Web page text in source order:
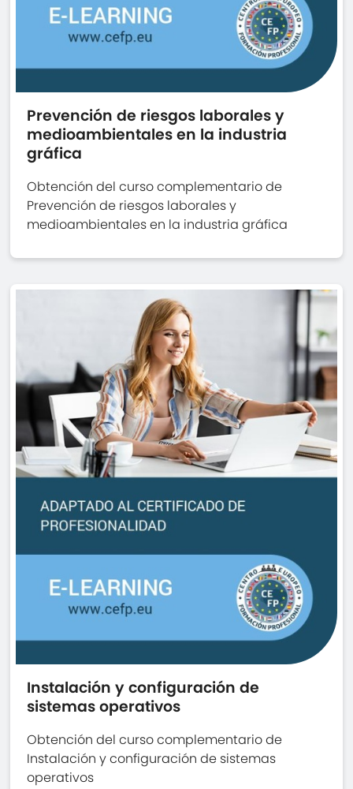
Prevención de riesgos laborales y
medioambientales en la industria
gráfica
Obtención del curso complementario de
Prevención de riesgos laborales y
medioambientales en la industria gráfica
Instalación y configuración de
sistemas operativos
Obtención del curso complementario de
Instalación y configuración de sistemas
operativos